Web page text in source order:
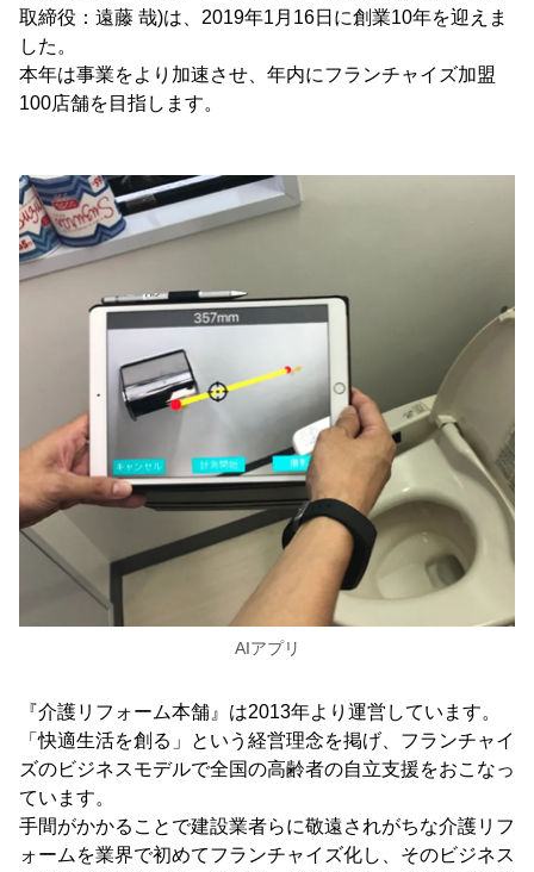
取締役：遠藤 哉)は、2019年1月16日に創業10年を迎えま
した。
本年は事業をより加速させ、年内にフランチャイズ加盟
100店舗を目指します。
AIアプリ
『介護リフォーム本舗』は2013年より運営しています。
「快適生活を創る」という経営理念を掲げ、フランチャイ
ズのビジネスモデルで全国の高齢者の自立支援をおこなっ
ています。
手間がかかることで建設業者らに敬遠されがちな介護リフ
ォームを業界で初めてフランチャイズ化し、そのビジネス